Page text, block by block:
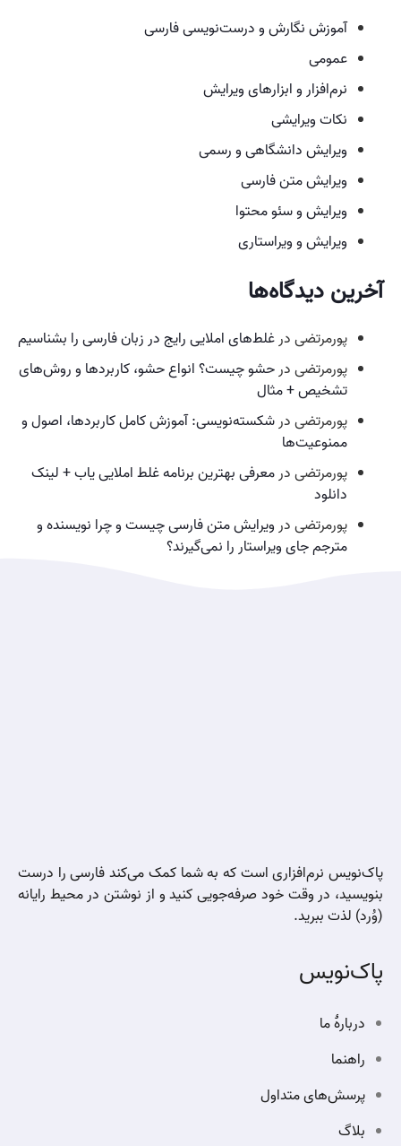
آموزش نگارش و درست‌نویسی فارسی
عمومی
نرم‌افزار و ابزارهای ویرایش
نکات ویرایشی
ویرایش دانشگاهی و رسمی
ویرایش متن فارسی
ویرایش و سئو محتوا
ویرایش و ویراستاری
آخرین دیدگاه‌ها
پورمرتضیدرغلط‌های املایی رایج در زبان فارسی را بشناسیم
پورمرتضیدرحشو چیست؟ انواع حشو، کاربردها و روش‌های
تشخیص + مثال
پورمرتضیدرشکسته‌نویسی: آموزش کامل کاربردها، اصول و
ممنوعیت‌ها
پورمرتضیدرمعرفی بهترین برنامه غلط املایی یاب + لینک
دانلود
پورمرتضیدر ویرایش متن فارسی چیست و چرا نویسنده و
مترجم جای ویراستار را نمی‌گیرند؟
پاک‌نویس
دربارهٔ ما
راهنما
پرسش‌های متداول
بلاگ
پاک‌نویس نرم‌افزاری است که به شما کمک می‌کند فارسی را درست
بنویسید، در وقت خود صرفه‌جویی کنید و از نوشتن در محیط رایانه
(وُرد) لذت ببرید.